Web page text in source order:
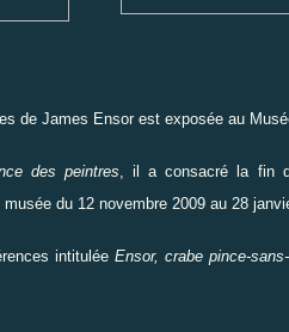
de James Ensor est exposée au
des peintres , il a consacré la fin
musée du 12 novembre 2009 au 28
intitulée Ensor, crabe pince-